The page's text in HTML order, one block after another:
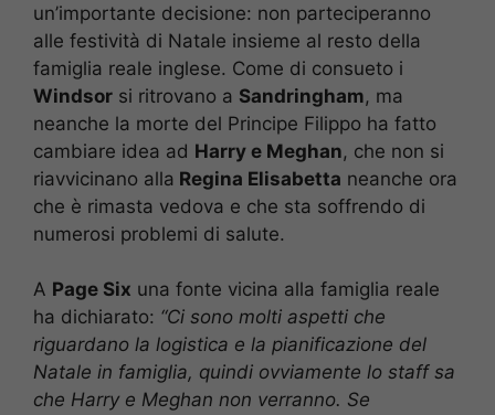
un’importante decisione: non parteciperanno
alle festività di Natale insieme al resto della
famiglia reale inglese. Come di consueto i
Windsor si ritrovano a Sandringham, ma
neanche la morte del Principe Filippo ha fatto
cambiare idea ad Harry e Meghan, che non si
riavvicinano alla Regina Elisabetta neanche ora
che è rimasta vedova e che sta soffrendo di
numerosi problemi di salute.
A Page Six una fonte vicina alla famiglia reale
ha dichiarato: “Ci sono molti aspetti che
riguardano la logistica e la pianificazione del
Natale in famiglia, quindi ovviamente lo staff sa
che Harry e Meghan non verranno. Se